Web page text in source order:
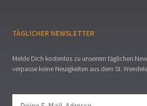
TÄGLICHER NEWSLETTER
Melde Dich kostenlos zu unserem täglichen
verpasse keine Neuigkeiten aus dem St.